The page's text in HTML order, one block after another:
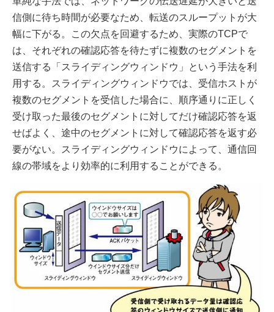
信側に待ち時間が必要なため、転送のスループットが大
幅に下がる。この欠点を回避するため、実際のTCPで
は、それぞれの確認応答を待たずに複数のセグメントを
送信する「スライディングウィンドウ」という手法を利
用する。スライディングウィンドウでは、受信ホストが
複数のセグメントを受信した場合に、順序通りに正しく
受け取った最後のセグメントに対してだけ確認応答を返
せばよく、途中のセグメントに対して確認応答を返す必
要がない。スライディングウィンドウによって、通信回
線の帯域をより効率的に利用することができる。